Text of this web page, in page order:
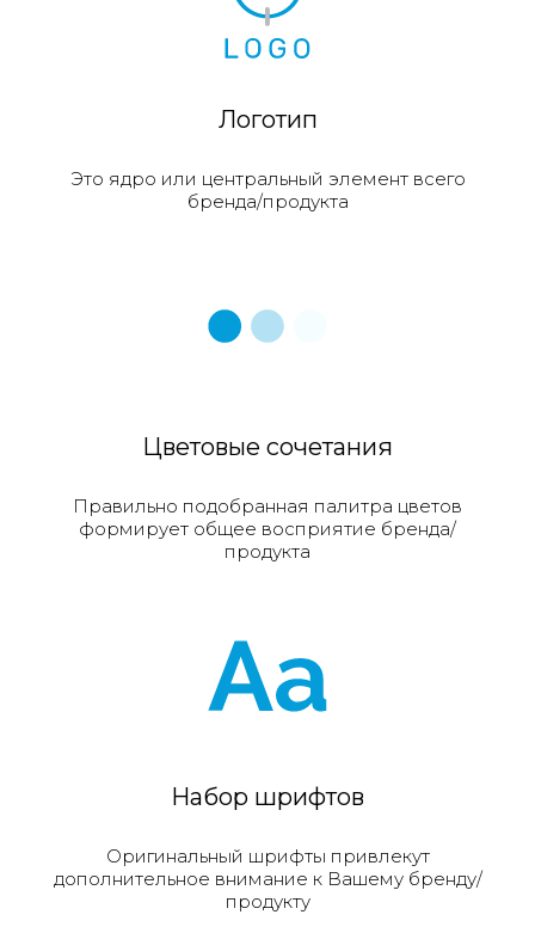
Логотип
Это ядро или центральный элемент всего
бренда/продукта
Цветовые cочетания
Правильно подобранная палитра цветов
формирует общее восприятие бренда/
продукта
Набор шрифтов
Оригинальный шрифты привлекут
дополнительное внимание к Вашему бренду/
продукту